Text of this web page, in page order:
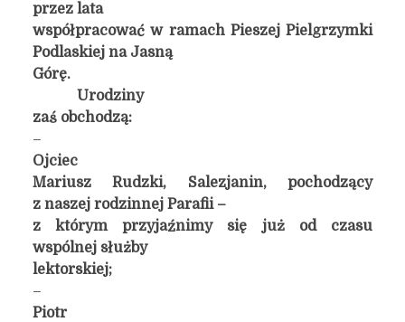
przez lata
współpracować w ramach Pieszej Pielgrzymki
Podlaskiej na Jasną
Górę.
Urodziny
zaś obchodzą:
–
Ojciec
Mariusz Rudzki, Salezjanin, pochodzący
z naszej rodzinnej Parafii –
z którym przyjaźnimy się już od czasu
wspólnej służby
lektorskiej;
–
Piotr